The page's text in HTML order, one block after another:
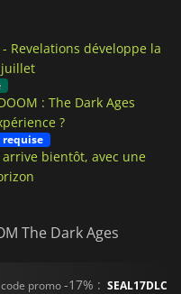
Revelations développe la
juillet
: The Dark Ages
?
arrive bientôt, avec une
The Dark Ages
code promo-17% : SEAL17DLC